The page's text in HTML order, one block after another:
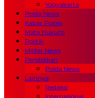
Yogyakarta
Polda News
Kabar Polres
Mata Hukum
Politik
Militer News
Pendidikan
Polda News
Lainnya
Redaksi
Internasional